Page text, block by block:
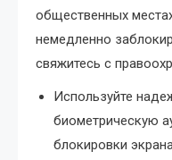
общественных
немедленно
свяжитесь с
Используйте
биометрическую
блокировки